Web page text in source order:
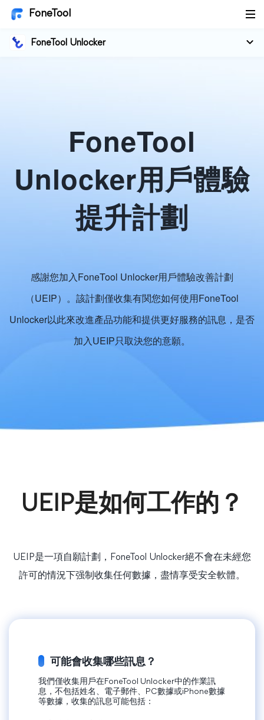
FoneTool
FoneTool Unlocker
FoneTool
Unlocker用戶體驗
提升計劃
感謝您加入FoneTool Unlocker用戶體驗改善計劃
（UEIP）。該計劃僅收集有関您如何使用FoneTool
Unlocker以此來改進產品功能和提供更好服務的訊息，是否
加入UEIP只取決您的意願。
UEIP是如何工作的？
UEIP是一項自願計劃，FoneTool Unlocker絕不會在未經您
許可的情況下强制收集任何數據，盡情享受安全軟體。
可能會收集哪些訊息？
我們僅收集用戶在FoneTool Unlocker中的作業訊
息，不包括姓名、電子郵件、PC數據或iPhone數據
等數據，收集的訊息可能包括：